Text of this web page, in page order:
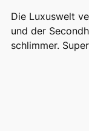
Die Luxuswelt
und der
schlimmer.